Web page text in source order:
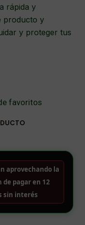
rápida y
producto y
y proteger tus
favoritos